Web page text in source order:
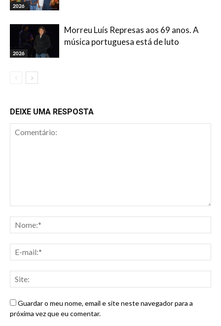
2026
2026
Morreu Luís Represas aos 69 anos. A
música portuguesa está de luto
DEIXE UMA RESPOSTA
Guardar o meu nome, email e site neste navegador para a
próxima vez que eu comentar.